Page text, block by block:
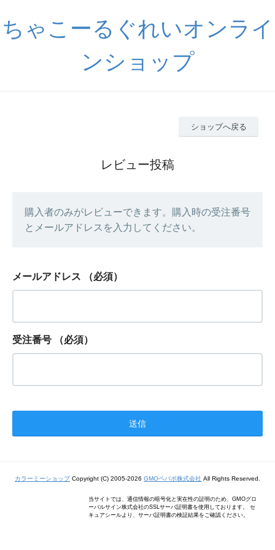
ちゃこーるぐれいオンライ
ンショップ
ショップへ戻る
レビュー投稿
購入者のみがレビューできます。購入時の受注番号
とメールアドレスを入力してください。
メールアドレス （必須）
受注番号 （必須）
カラーミーショップCopyright (C) 2005-2026 GMOペパボ株式会社 All Rights Reserved.
当サイトでは、通信情報の暗号化と実在性の証明のため、GMOグロ
ーバルサイン株式会社のSSLサーバ証明書を使用しております。 セ
キュアシールより、サーバ証明書の検証結果をご確認ください。